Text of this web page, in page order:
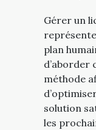
Gérer un
plan
d’aborder
méthode
solution
les